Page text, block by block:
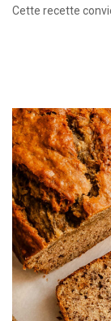
Cette recette